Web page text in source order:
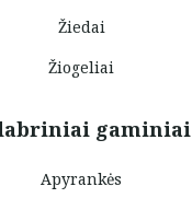
Žiedai
Žiogeliai
gaminiai
Apyrankės